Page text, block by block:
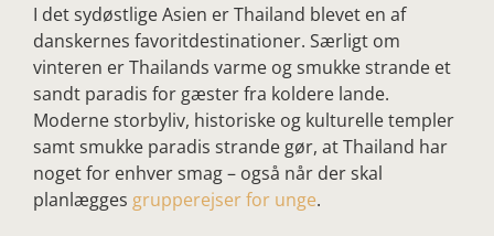
I det sydøstlige Asien er Thailand blevet en af
danskernes favoritdestinationer. Særligt om
vinteren er Thailands varme og smukke strande et
sandt paradis for gæster fra koldere lande.
Moderne storbyliv, historiske og kulturelle templer
samt smukke paradis strande gør, at Thailand har
noget for enhver smag – også når der skal
planlægges grupperejser for unge.